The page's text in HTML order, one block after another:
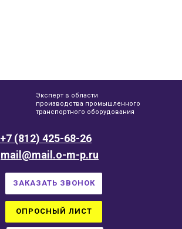
Эксперт в области
производства промышленного
транспортного оборудования
+7 (812) 425-68-26
ЗАКАЗАТЬ ЗВОНОК
mail@mail.o-m-p.ru
ОПРОСНЫЙ ЛИСТ